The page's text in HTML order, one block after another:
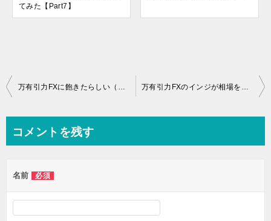
てみた【Part7】
投
ビ
ー
シ
万有引力FXに飽きたらしい（笑） 万有引力FXのインジが相場を動かすのではない！
コメントを残す
名前 必須